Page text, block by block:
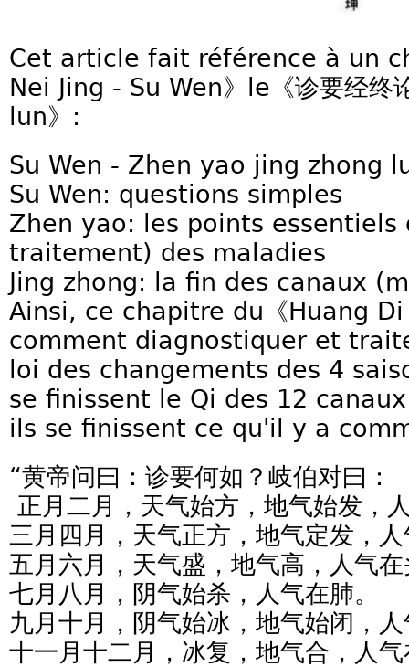
Cet article fait référence à un
Nei Jing - Su Wen》le《诊要经
lun》:
Su Wen - Zhen yao jing zhong
Su Wen: questions simples
Zhen yao: les points
traitement) des maladies
Jing zhong: la fin des canaux
Ainsi, ce chapitre du《Huang
comment diagnostiquer et
loi des changements des 4
se finissent le Qi des 12
ils se finissent ce qu'il y a
“黄帝问曰：诊要何如？岐伯对曰：
正月二月，天气始方，地气始发，
三月四月，天气正方，地气定发，
五月六月，天气盛，地气高，人气
七月八月，阴气始杀，人气在肺。
九月十月，阴气始冰，地气始闭，
十一月十二月，冰复，地气合，人